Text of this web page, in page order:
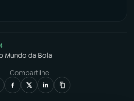
Mundo da Bola
Compartilhe